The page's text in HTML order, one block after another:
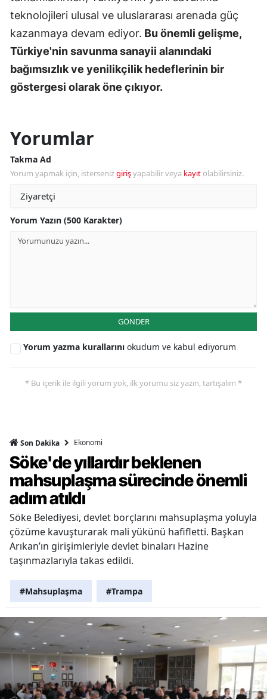
teknolojileri ulusal ve uluslararası arenada güç
kazanmaya devam ediyor. Bu önemli gelişme,
Türkiye'nin savunma sanayii alanındaki
bağımsızlık ve yenilikçilik hedeflerinin bir
göstergesi olarak öne çıkıyor.
Yorumlar
Takma Ad
Yorum yapmak için, istersenizgirişyapabilir veya kayıt olabilirsiniz.
Yorum Yazın (500 Karakter)
GÖNDER
Yorum yazma kurallarını okudum ve kabul ediyorum
* Bu içerik ile ilgili yorum yok, ilk yorumu siz yazın, tartışalım *
Son Dakika Ekonomi
Söke'de yıllardır beklenen
mahsuplaşma sürecinde önemli
adım atıldı
Söke Belediyesi, devlet borçlarını mahsuplaşma yoluyla
çözüme kavuşturarak mali yükünü hafifletti. Başkan
Arıkan’ın girişimleriyle devlet binaları Hazine
taşınmazlarıyla takas edildi.
#Mahsuplaşma #Trampa